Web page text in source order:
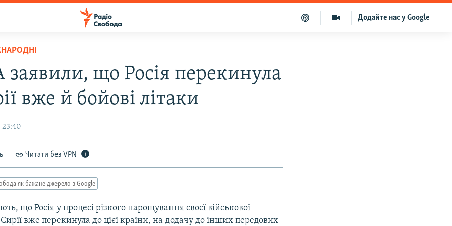
Додайте нас у Google
що Росія перекинула
вже й бойові літаки
23:40
Читати без VPN
як бажане джерело в Google
що Росія у процесі різкого нарощування своєї військової
Сирії вже перекинула до цієї країни, на додачу до інших передових